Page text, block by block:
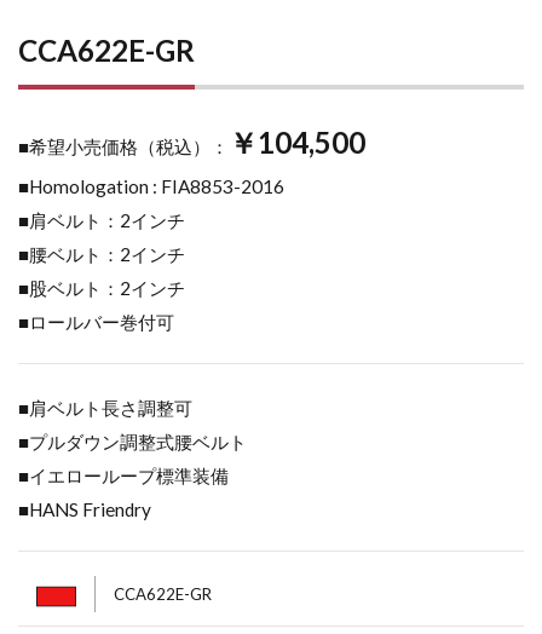
CCA622E-GR
■希望小売価格（税込）： ￥104,500
■Homologation : FIA8853-2016
■肩ベルト：2インチ
■腰ベルト：2インチ
■股ベルト：2インチ
■ロールバー巻付可
■肩ベルト長さ調整可
■プルダウン調整式腰ベルト
■イエローループ標準装備
■HANS Friendry
CCA622E-GR